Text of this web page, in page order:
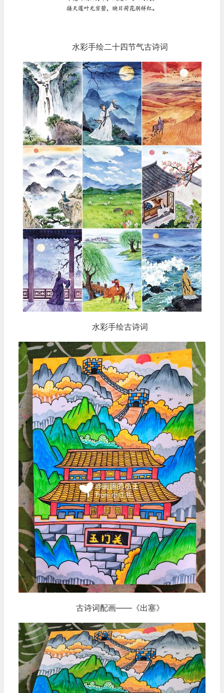
水彩手绘二十四节气古诗词
水彩手绘古诗词
古诗词配画——《出塞》